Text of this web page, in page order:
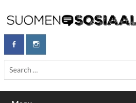
content
Sosiaalifoorumi
Maailmanparannuspäivät Lapinlahden
26.–27.9.2026